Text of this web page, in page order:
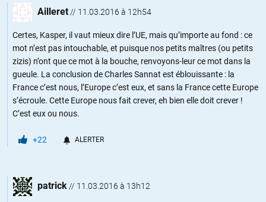
Ailleret // 11.03.2016 à 12h54
Certes, Kasper, il vaut mieux dire l’UE, mais qu’importe au fond : ce
mot n’est pas intouchable, et puisque nos petits maîtres (ou petits
zizis) n’ont que ce mot à la bouche, renvoyons-leur ce mot dans la
gueule. La conclusion de Charles Sannat est éblouissante : la
France c’est nous, l’Europe c’est eux, et sans la France cette Europe
s’écroule. Cette Europe nous fait crever, eh bien elle doit crever !
C’est eux ou nous.
+22 ALERTER
patrick // 11.03.2016 à 13h12